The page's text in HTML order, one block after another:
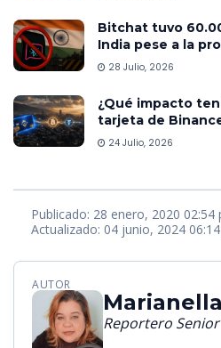
Bitchat tuvo
India pese a la
28 Julio, 2026
¿Qué impacto
tarjeta de
24 Julio, 2026
Publicado: 28 enero, 2020 02:54
Actualizado: 04 junio, 2024
AUTOR
Reportero Senior